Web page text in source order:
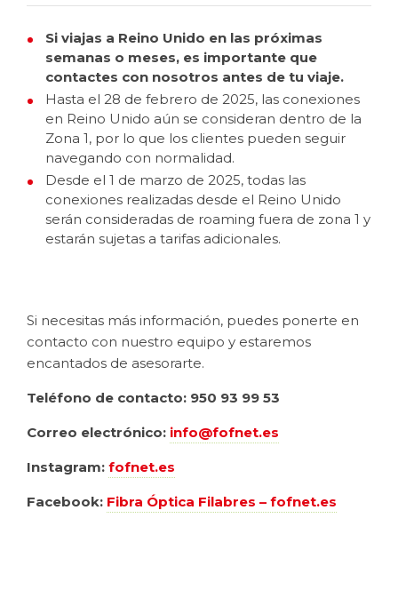
Si viajas a Reino Unido en las próximas
semanas o meses, es importante que
contactes con nosotros antes de tu viaje.
Hasta el 28 de febrero de 2025, las conexiones
en Reino Unido aún se consideran dentro de la
Zona 1, por lo que los clientes pueden seguir
navegando con normalidad.
Desde el 1 de marzo de 2025, todas las
conexiones realizadas desde el Reino Unido
serán consideradas de roaming fuera de zona 1 y
estarán sujetas a tarifas adicionales.
Si necesitas más información, puedes ponerte en
contacto con nuestro equipo y estaremos
encantados de asesorarte.
Teléfono de contacto: 950 93 99 53
Correo electrónico: info@fofnet.es
Instagram: fofnet.es
Facebook: Fibra Óptica Filabres – fofnet.es